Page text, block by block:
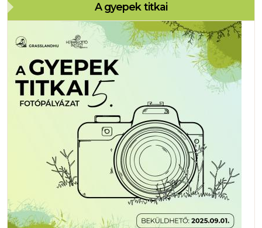
A gyepek titkai